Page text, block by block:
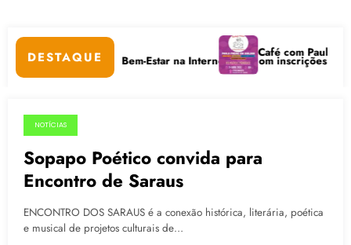
DESTAQUE
Digitais e Bem-Estar na Internet está com inscrições abertas
Café com Paulo Freire
24.06.2015
NOTÍCIAS
Sopapo Poético convida para
Encontro de Saraus
ENCONTRO DOS SARAUS é a conexão histórica, literária, poética
e musical de projetos culturais de…